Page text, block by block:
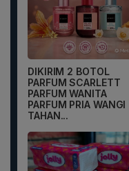
DIKIRIM 2 BOTOL
PARFUM SCARLETT
PARFUM WANITA
PARFUM PRIA WANGI
TAHAN...